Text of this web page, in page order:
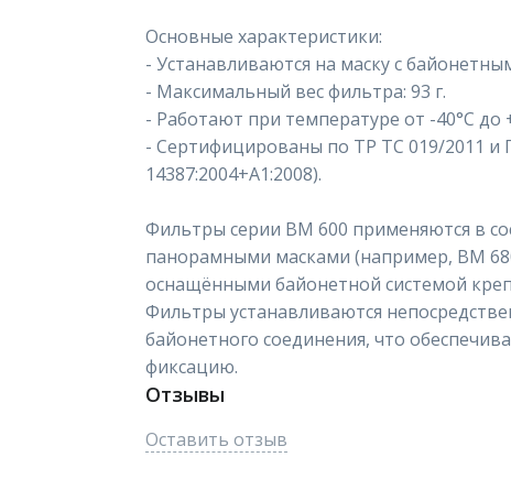
Основные характеристики:
- Устанавливаются на маску с
- Максимальный вес фильтра: 93 г.
- Работают при температуре от -40°C до
- Сертифицированы по ТР ТС 019/2011 и
14387:2004+A1:2008).
Фильтры серии ВМ 600 применяются в
панорамными масками (например, ВМ
оснащёнными байонетной системой
Фильтры устанавливаются
байонетного соединения, что
фиксацию.
Отзывы
Оставить отзыв